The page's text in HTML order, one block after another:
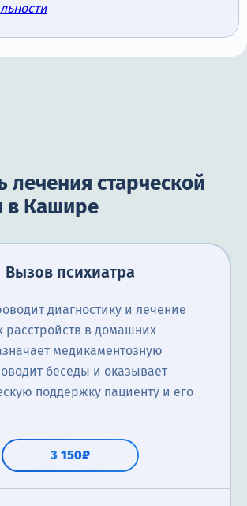
лечения старческой
в Кашире
Вызов психиатра
диагностику и лечение
расстройств в домашних
медикаментозную
беседы и оказывает
поддержку пациенту и его
3 150₽